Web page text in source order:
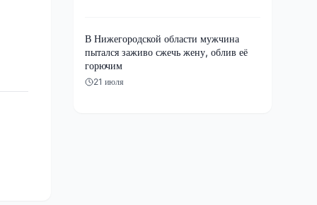
В Нижегородской области мужчина
пытался заживо сжечь жену, облив её
горючим
21 июля